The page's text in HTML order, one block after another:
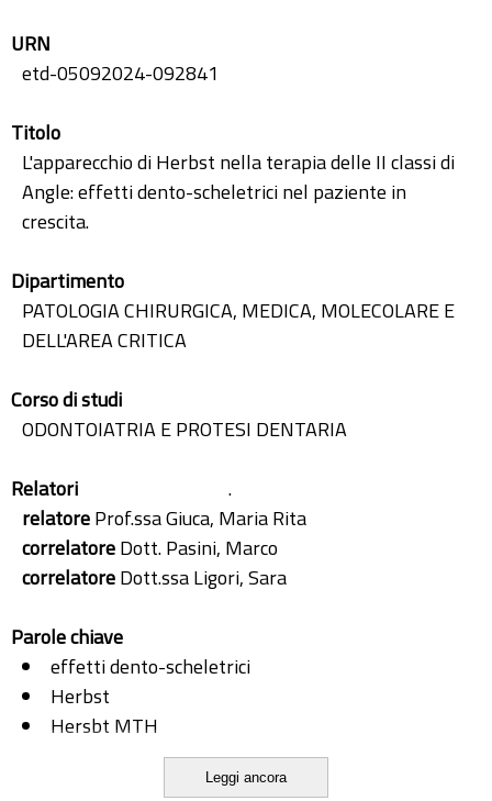
URN
etd-05092024-092841
Titolo
L'apparecchio di Herbst nella terapia delle II classi di
Angle: effetti dento-scheletrici nel paziente in
crescita.
Dipartimento
PATOLOGIA CHIRURGICA, MEDICA, MOLECOLARE E
DELL'AREA CRITICA
Corso di studi
ODONTOIATRIA E PROTESI DENTARIA
Relatori
.
relatoreProf.ssa Giuca, Maria Rita
correlatoreDott. Pasini, Marco
correlatoreDott.ssa Ligori, Sara
Parole chiave
effetti dento-scheletrici
Herbst
Hersbt MTH
paziente in crescita
trattamento II classiLeggi ancora